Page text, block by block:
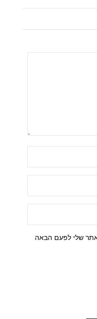
שלי לפעם הבאה